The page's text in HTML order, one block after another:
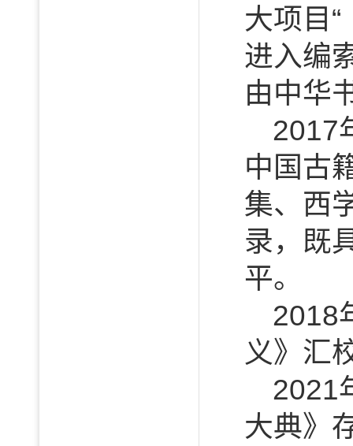
大项目
进入编
由中华
2017
中国古
集、西
录，既
平。
2018
义》汇
2021
大典》